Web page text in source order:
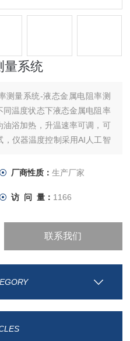
量系统
测量系统-液态金属电阻率测
温度状态下液态金属电阻率
浴加热，升温速率可调，可
，仪器温度控制采用AI人工智
厂商性质： 生产厂家
访 问 量： 1166
联系我们